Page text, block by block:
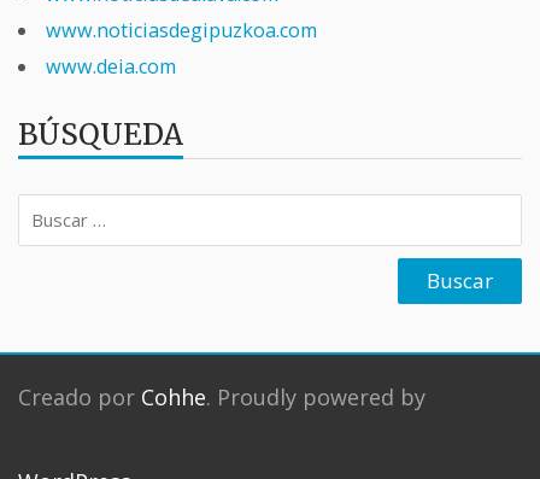
www.noticiasdegipuzkoa.com
www.deia.com
BÚSQUEDA
Buscar:
Creado por Cohhe. Proudly powered by